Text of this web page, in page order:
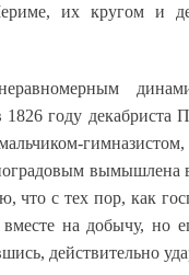
их кругом и
году декабриста
вымышлена
что с тех пор, как
на добычу, но
действительно